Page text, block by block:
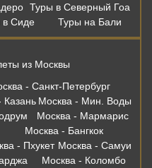
Туры в Северный Гоа
в Сиде Туры на Бали
из Москвы
- Санкт-Петербург
Казань Москва - Мин. Воды
Москва - Мармарис
Москва - Бангкок
- Пхукет Москва - Самуи
Москва - Коломбо